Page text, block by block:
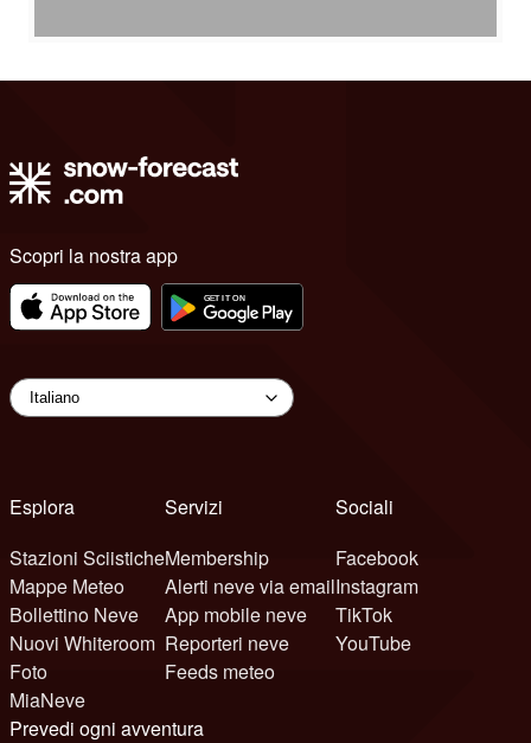
Scopri la nostra app
Esplora
Stazioni Sciistiche
Mappe Meteo
Bollettino Neve
Nuovi Whiteroom
Foto
MiaNeve
Servizi
Membership
Alerti neve via email
App mobile neve
Reporteri neve
Feeds meteo
Sociali
Facebook
Instagram
TikTok
YouTube
Prevedi ogni avventura